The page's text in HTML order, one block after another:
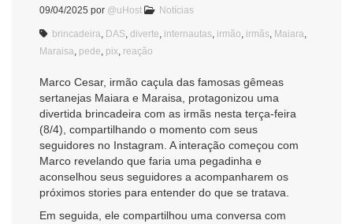
09/04/2025 por @uHost Notícias
brincadeira DAS diverte internautas irmão irmãs Maiara
Maraisa pede pix reação
Marco Cesar, irmão caçula das famosas gêmeas
sertanejas Maiara e Maraisa, protagonizou uma
divertida brincadeira com as irmãs nesta terça-feira
(8/4), compartilhando o momento com seus
seguidores no Instagram. A interação começou com
Marco revelando que faria uma pegadinha e
aconselhou seus seguidores a acompanharem os
próximos stories para entender do que se tratava.
Em seguida, ele compartilhou uma conversa com